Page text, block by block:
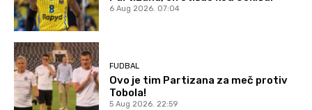
6 Aug 2026. 07:04
FUDBAL
Ovo je tim Partizana za meč protiv
Tobola!
5 Aug 2026. 22:59